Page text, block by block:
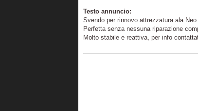
Testo annuncio:
Svendo per rinnovo attrezzatura ala Neo
Perfetta senza nessuna riparazione
Molto stabile e reattiva, per info